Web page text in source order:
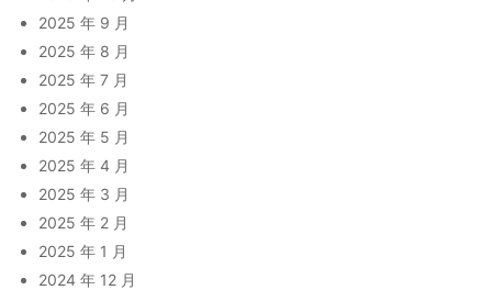
2025 年 9 月
2025 年 8 月
2025 年 7 月
2025 年 6 月
2025 年 5 月
2025 年 4 月
2025 年 3 月
2025 年 2 月
2025 年 1 月
2024 年 12 月